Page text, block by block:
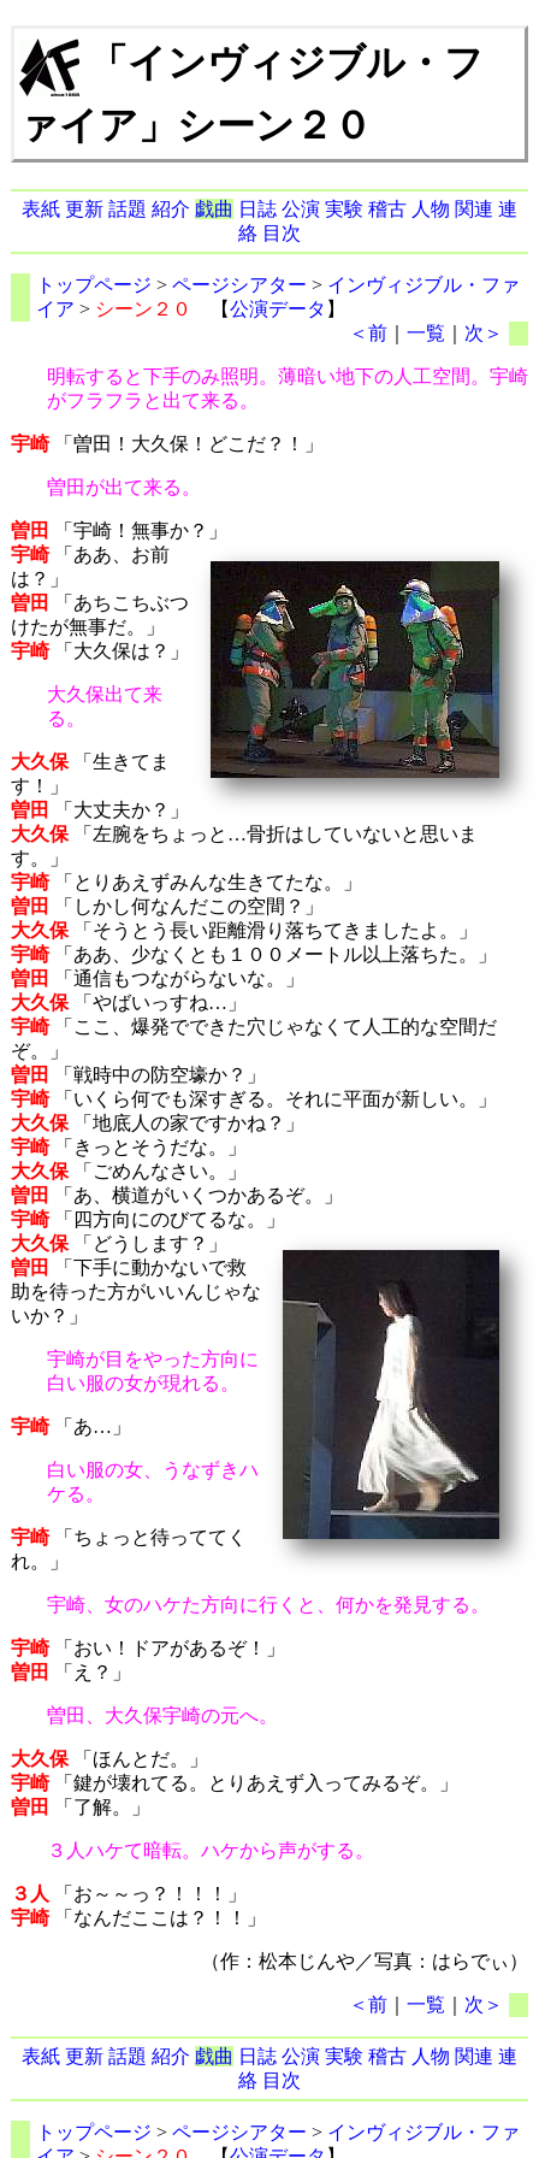
「インヴィジブル・フ
ァイア」シーン２０
表紙 更新 話題 紹介 戯曲 日誌 公演 実験 稽古 人物 関連 連
絡 目次
トップページ > ページシアター > インヴィジブル・ファ
イア > シーン２０ 【公演データ 】
＜前 ｜一覧 次＞
明転すると下手のみ照明。薄暗い地下の人工空間。宇崎
がフラフラと出て来る。
宇崎「曽田！大久保！どこだ？！」
曽田が出て来る。
曽田
「宇崎！無事か？」
宇崎「ああ、お前
は？」
曽田
「あちこちぶつ
けたが無事だ。」
宇崎「大久保は？」
大久保出て来
る。
大久保「生きてま
す！」
曽田
「大丈夫か？」
大久保「左腕をちょっと…骨折はしていないと思いま
す。」
宇崎「とりあえずみんな生きてたな。」
曽田
「しかし何なんだこの空間？」
大久保「そうとう長い距離滑り落ちてきましたよ。」
宇崎「ああ、少なくとも１００メートル以上落ちた。」
曽田
「通信もつながらないな。」
大久保「やばいっすね…」
宇崎「ここ、爆発でできた穴じゃなくて人工的な空間だ
ぞ。」
曽田
「戦時中の防空壕か？」
宇崎「いくら何でも深すぎる。それに平面が新しい。」
大久保「地底人の家ですかね？」
宇崎「きっとそうだな。」
大久保「ごめんなさい。」
曽田
「あ、横道がいくつかあるぞ。」
宇崎「四方向にのびてるな。」
大久保「どうします？」
曽田
「下手に動かないで救
助を待った方がいいんじゃな
いか？」
宇崎が目をやった方向に
白い服の女が現れる。
宇崎「あ…」
白い服の女、うなずきハ
ケる。
宇崎「ちょっと待っててく
れ。」
宇崎、女のハケた方向に行くと、何かを発見する。
宇崎「おい！ドアがあるぞ！」
曽田
「え？」
曽田、大久保宇崎の元へ。
大久保「ほんとだ。」
宇崎「鍵が壊れてる。とりあえず入ってみるぞ。」
曽田
「了解。」
３人ハケて暗転。ハケから声がする。
３人
「お～～っ？！！！」
宇崎「なんだここは？！！」
（作：松本じんや／写真：はらでぃ）
＜前 ｜一覧 次＞
表紙 更新 話題 紹介 戯曲 日誌 公演 実験 稽古 人物 関連 連
絡 目次
トップページ > ページシアター > インヴィジブル・ファ